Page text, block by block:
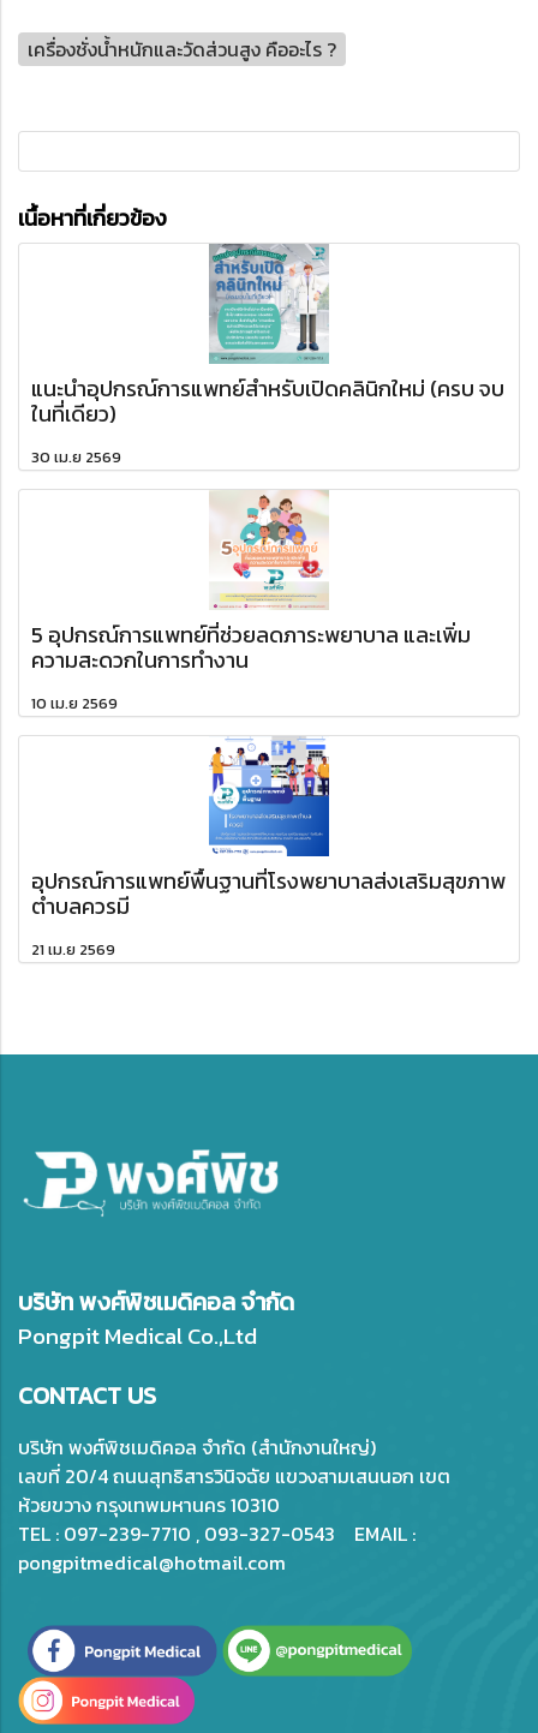
เครื่องชั่งน้ำหนักและวัดส่วนสูง คืออะไร ?
เนื้อหาที่เกี่ยวข้อง
แนะนำอุปกรณ์การแพทย์สำหรับเปิดคลินิกใหม่ (ครบ จบ
ในที่เดียว)
30 เม.ย 2569
5 อุปกรณ์การแพทย์ที่ช่วยลดภาระพยาบาล และเพิ่ม
ความสะดวกในการทำงาน
10 เม.ย 2569
อุปกรณ์การแพทย์พื้นฐานที่โรงพยาบาลส่งเสริมสุขภาพ
ตำบลควรมี
21 เม.ย 2569
บริษัท พงศ์พิชเมดิคอล จำกัด
Pongpit Medical Co.,Ltd
CONTACT US
บริษัท พงศ์พิชเมดิคอล จำกัด (สำนักงานใหญ่)
เลขที่ 20/4 ถนนสุทธิสารวินิจฉัย แขวงสามเสนนอก เขต
ห้วยขวาง กรุงเทพมหานคร 10310
TEL : 097-239-7710 , 093-327-0543 EMAIL :
pongpitmedical@hotmail.com